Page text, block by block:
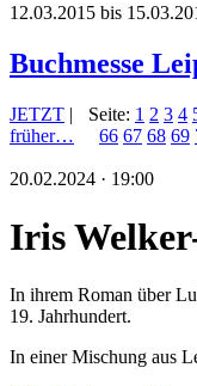
12.03.2015 bis
Buchmesse
JETZT |
früher…
Seite: 1 2 3 4
66 67 68 69
20.02.2024 · 19:00
Iris
In ihrem Roman über
19. Jahrhundert.
In einer Mischung aus